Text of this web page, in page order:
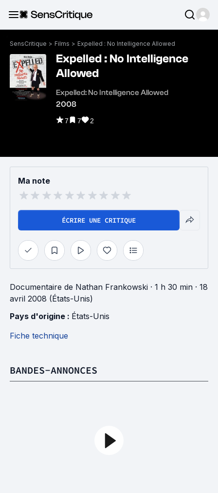
SensCritique > Films > Expelled : No Intelligence Allowed
Expelled : No Intelligence
Allowed
Expelled: No Intelligence Allowed
2008
7 7 2
Ma note
ÉCRIRE UNE CRITIQUE
Documentaire de Nathan Frankowski · 1 h 30 min · 18
avril 2008 (États-Unis)
Pays d'origine : États-Unis
Fiche technique
BANDES-ANNONCES